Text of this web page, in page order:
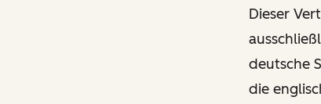
Dieser
deutsche
die